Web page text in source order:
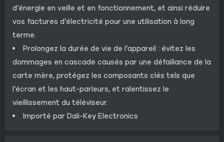
d’énergie en veille et en fonctionnement, et ainsi réduire
vos factures d’électricité pour une utilisation à long
terme.
Prolongez la durée de vie de l’appareil : évitez les
dommages en cascade causés par une défaillance de la
carte mère, protégez les composants clés tels que
l’écran et les haut-parleurs, et ralentissez le
vieillissement du téléviseur.
Importé par Dali-Key Electronics